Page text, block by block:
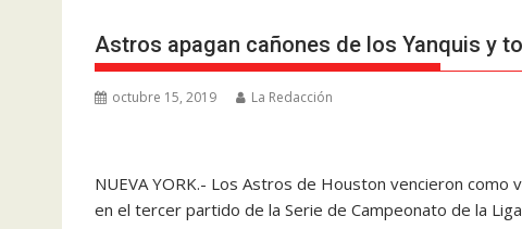
Astros apagan cañones de los Yanquis y
octubre 15, 2019 La Redacción
NUEVA YORK.- Los Astros de Houston vencieron
en el tercer partido de la Serie de Campeonato de la